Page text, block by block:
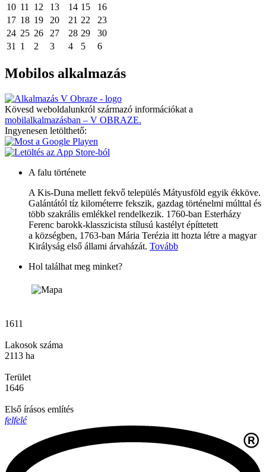
10 11 12 13 14 15
16
17 18 19 20 21 22
23
24 25 26 27 28 29
30
31
1 2 3 4 5 6
Mobilos alkalmazás
Kövesd weboldalunkról származó információkat a
mobilalkalmazásban – V OBRAZE.
Ingyenesen letölthető:
A falu története
A Kis-Duna mellett fekvő település Mátyusföld egyik ékköve.
Galántától tíz kilométerre fekszik, gazdag történelmi múlttal és
több szakrális emlékkel rendelkezik. 1760-ban Esterházy
Ferenc barokk-klasszicista stílusú kastélyt építtetett
a községben, 1763-ban Mária Terézia itt hozta létre a magyar
Királyság első állami árvaházát. Tovább
Hol találhat meg minket?
1611
Lakosok száma
2113 ha
Terület
1646
Első írásos említés
felfelé